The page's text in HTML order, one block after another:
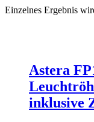
Einzelnes Ergebnis
Astera
inklusive